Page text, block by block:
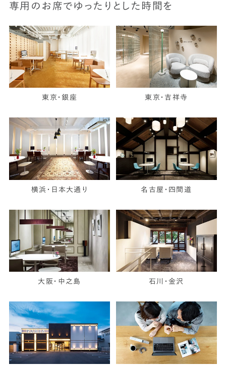
専用のお席でゆったりとした時間を
東京・銀座 東京・吉祥寺
横浜・日本大通り 名古屋・四間道
大阪・中之島 石川・金沢